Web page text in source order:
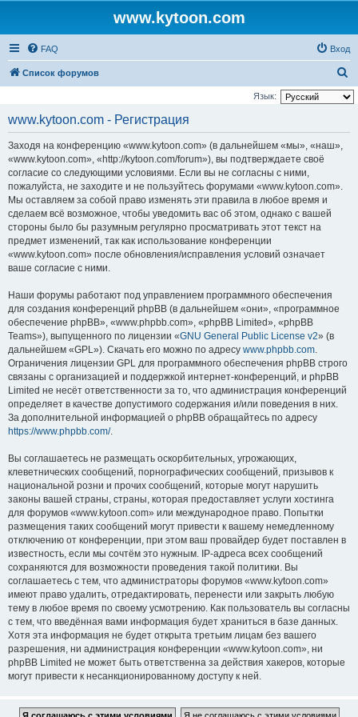
www.kytoon.com
FAQ Вход
Список форумов
о
Язык:
www.kytoon.com - Регистрация
Заходя на конференцию «www.kytoon.com» (в дальнейшем «мы», «наш»,
«www.kytoon.com», «http://kytoon.com/forum»), вы подтверждаете своё
согласие со следующими условиями. Если вы не согласны с ними,
пожалуйста, не заходите и не пользуйтесь форумами «www.kytoon.com».
Мы оставляем за собой право изменять эти правила в любое время и
сделаем всё возможное, чтобы уведомить вас об этом, однако с вашей
стороны было бы разумным регулярно просматривать этот текст на
предмет изменений, так как использование конференции
«www.kytoon.com» после обновления/исправления условий означает
ваше согласие с ними.
Наши форумы работают под управлением программного обеспечения
для создания конференций phpBB (в дальнейшем «они», «программное
обеспечение phpBB», «www.phpbb.com», «phpBB Limited», «phpBB
Teams»), выпущенного по лицензии «GNU General Public License v2» (в
дальнейшем «GPL»). Скачать его можно по адресу www.phpbb.com.
Ограничения лицензии GPL для программного обеспечения phpBB строго
связаны с организацией и поддержкой интернет-конференций, и phpBB
Limited не несёт ответственности за то, что администрация конференций
определяет в качестве допустимого содержания и/или поведения в них.
За дополнительной информацией о phpBB обращайтесь по адресу
https://www.phpbb.com/.
Вы соглашаетесь не размещать оскорбительных, угрожающих,
клеветнических сообщений, порнографических сообщений, призывов к
национальной розни и прочих сообщений, которые могут нарушить
законы вашей страны, страны, которая предоставляет услуги хостинга
для форумов «www.kytoon.com» или международное право. Попытки
размещения таких сообщений могут привести к вашему немедленному
отключению от конференции, при этом ваш провайдер будет поставлен в
известность, если мы сочтём это нужным. IP-адреса всех сообщений
сохраняются для возможности проведения такой политики. Вы
соглашаетесь с тем, что администраторы форумов «www.kytoon.com»
имеют право удалить, отредактировать, перенести или закрыть любую
тему в любое время по своему усмотрению. Как пользователь вы согласны
с тем, что введённая вами информация будет храниться в базе данных.
Хотя эта информация не будет открыта третьим лицам без вашего
разрешения, ни администрация конференции «www.kytoon.com», ни
phpBB Limited не может быть ответственна за действия хакеров, которые
могут привести к несанкционированному доступу к ней.